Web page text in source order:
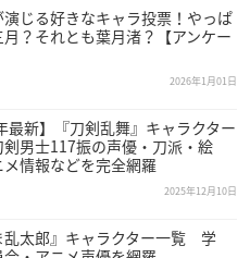
じる好きなキャラ投票！やっぱ
月？それとも葉月渚？【アンケー
2026年1月01日
最新】『刀剣乱舞』キャラクター
男士117振の声優・刀派・絵
メ情報などを完全網羅
2025年12月10日
乱太郎』キャラクター一覧 学